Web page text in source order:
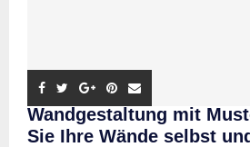
Wandgestaltung mit
Sie Ihre Wände selbst